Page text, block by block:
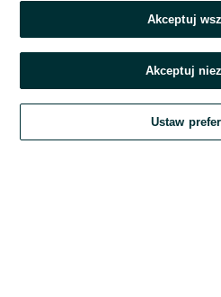
Zaloguj
Kontynuując za pośrednictwem jednego
Akceptuj
Akceptuj
Ustaw